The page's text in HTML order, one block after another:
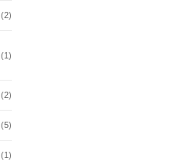
(2)
(1)
(2)
(5)
(1)